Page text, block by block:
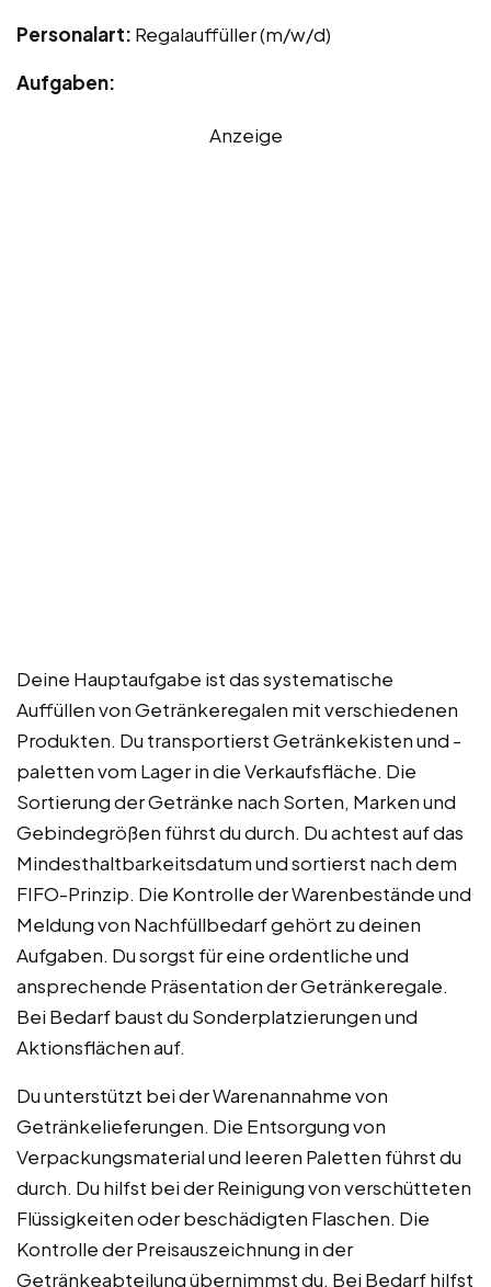
Personalart: Regalauffüller (m/w/d)
Aufgaben:
Anzeige
Deine Hauptaufgabe ist das systematische
Auffüllen von Getränkeregalen mit verschiedenen
Produkten. Du transportierst Getränkekisten und -
paletten vom Lager in die Verkaufsfläche. Die
Sortierung der Getränke nach Sorten, Marken und
Gebindegrößen führst du durch. Du achtest auf das
Mindesthaltbarkeitsdatum und sortierst nach dem
FIFO-Prinzip. Die Kontrolle der Warenbestände und
Meldung von Nachfüllbedarf gehört zu deinen
Aufgaben. Du sorgst für eine ordentliche und
ansprechende Präsentation der Getränkeregale.
Bei Bedarf baust du Sonderplatzierungen und
Aktionsflächen auf.
Du unterstützt bei der Warenannahme von
Getränkelieferungen. Die Entsorgung von
Verpackungsmaterial und leeren Paletten führst du
durch. Du hilfst bei der Reinigung von verschütteten
Flüssigkeiten oder beschädigten Flaschen. Die
Kontrolle der Preisauszeichnung in der
Getränkeabteilung übernimmst du. Bei Bedarf hilfst